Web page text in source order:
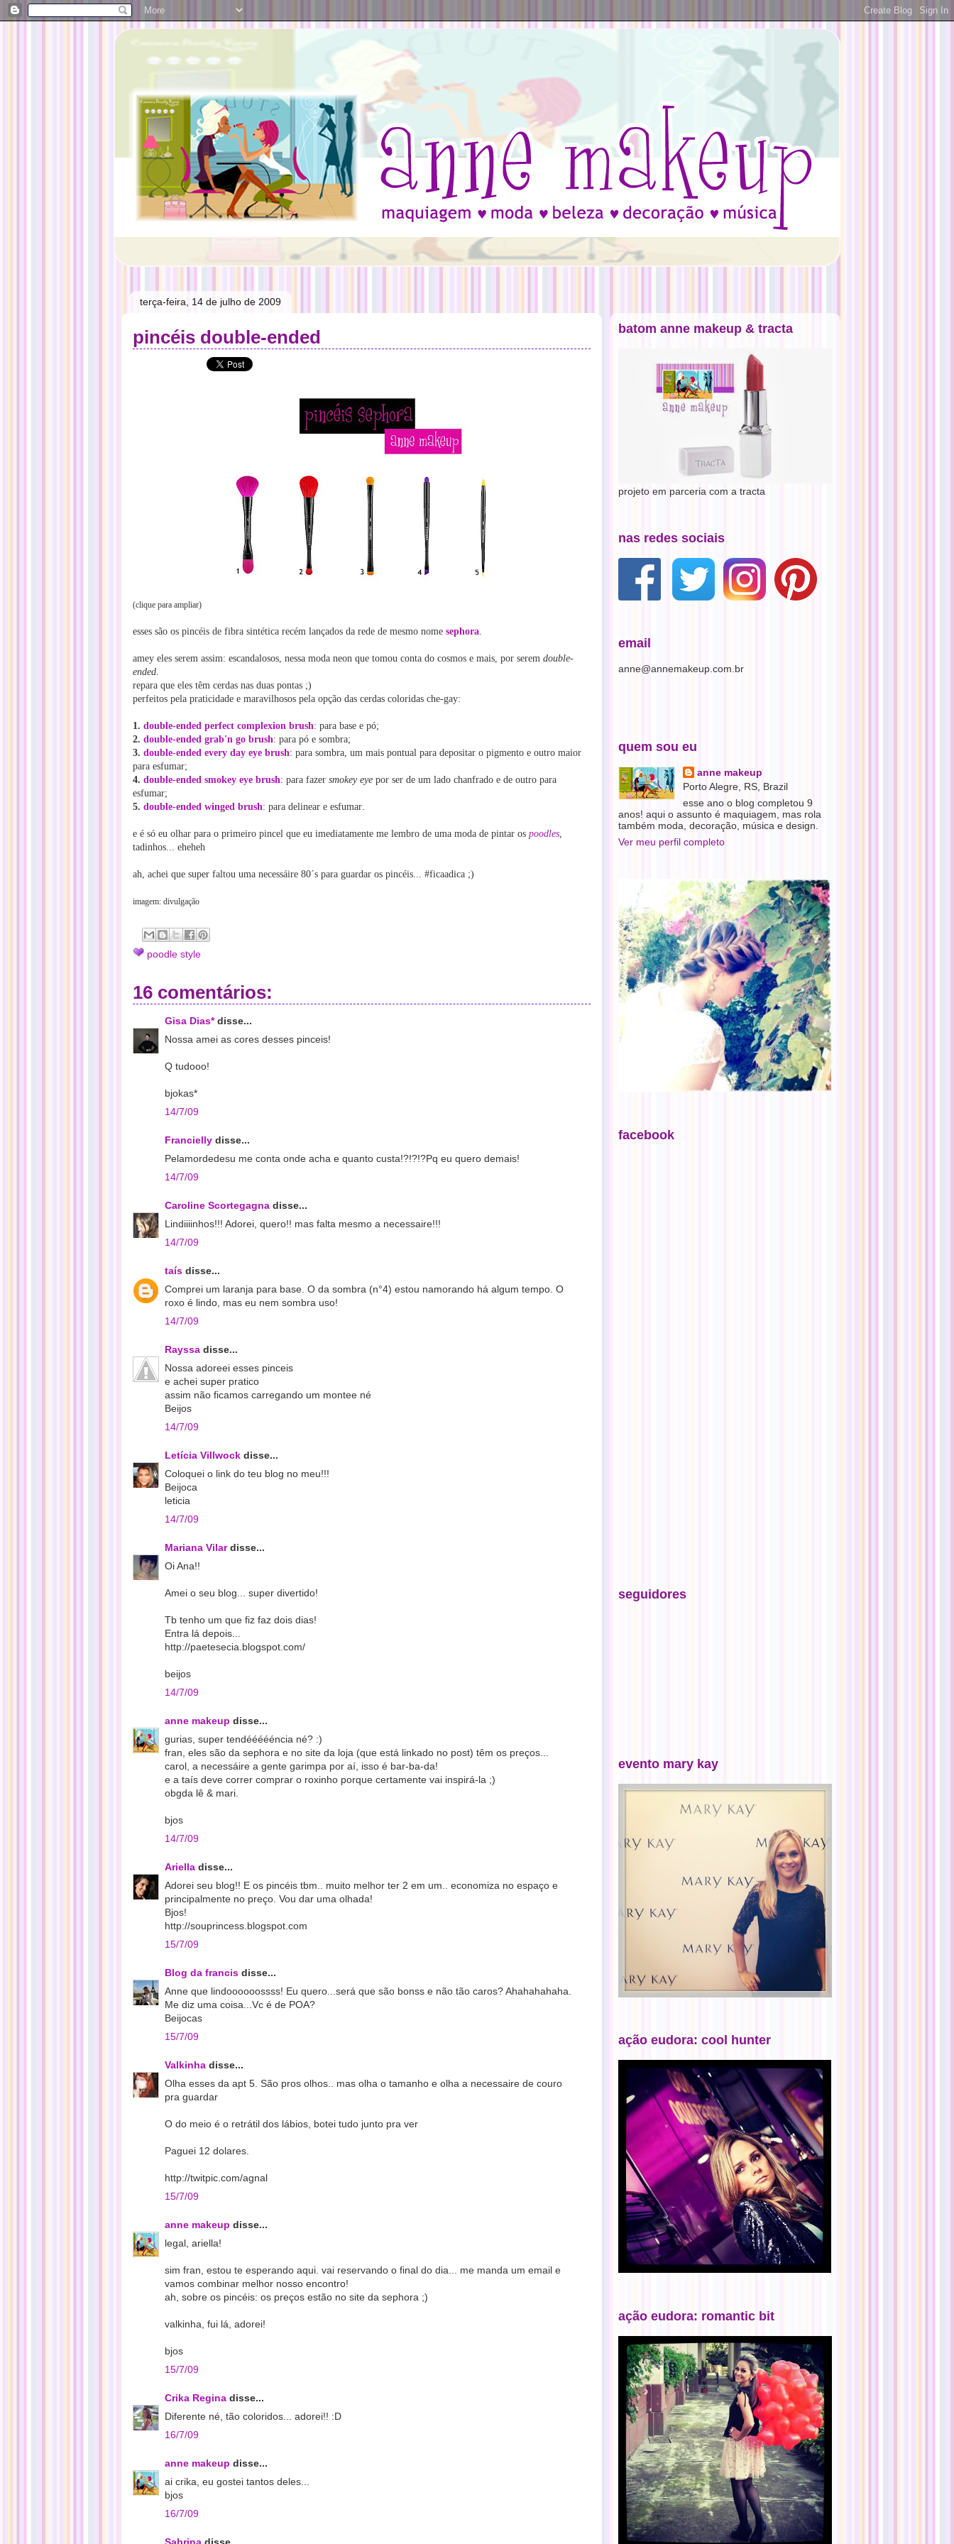
terça-feira, 14 de julho de 2009
pincéis double-ended
(clique para ampliar)
esses são os pincéis de fibra sintética recém lançados da rede de mesmo nome sephora.
amey eles serem assim: escandalosos, nessa moda neon que tomou conta do cosmos e mais, por serem double-
ended.
repara que eles têm cerdas nas duas pontas ;)
perfeitos pela praticidade e maravilhosos pela opção das cerdas coloridas che-gay:
1. double-ended perfect complexion brush: para base e pó;
2. double-ended grab'n go brush: para pó e sombra;
3. double-ended every day eye brush: para sombra, um mais pontual para depositar o pigmento e outro maior
para esfumar;
4. double-ended smokey eye brush: para fazer smokey eye por ser de um lado chanfrado e de outro para
esfumar;
5. double-ended winged brush: para delinear e esfumar
e é só eu olhar para o primeiro pincel que eu imediatamente me lembro de uma moda de pintar os poodles,
tadinhos... eheheh
ah, achei que super faltou uma necessáire 80´s para guardar os pincéis... #ficaadica ;)
imagem: divulgação
poodle style
16 comentários:
Gisa Dias*disse...
Nossa amei as cores desses pinceis!
Q tudooo!
bjokas*
14/7/09
Francielly disse...
Pelamordedesu me conta onde acha e quanto custa!?!?!?Pq eu quero demais!
14/7/09
Caroline Scortegagna disse...
Lindiiiinhos!!! Adorei, quero!! mas falta mesmo a necessaire!!!
14/7/09
taís disse...
Comprei um laranja para base. O da sombra (n°4) estou namorando há algum tempo. O
roxo é lindo, mas eu nem sombra uso!
14/7/09
Rayssa disse...
Nossa adoreei esses pinceis
e achei super pratico
assim não ficamos carregando um montee né
Beijos
14/7/09
Letícia Villwock disse...
Coloquei o link do teu blog no meu!!!
Beijoca
leticia
14/7/09
Mariana Vilardisse...
Oi Ana!!
Amei o seu blog... super divertido!
Tb tenho um que fiz faz dois dias!
Entra lá depois...
http://paetesecia.blogspot.com/
beijos
14/7/09
anne makeup disse...
gurias, super tendéééééncia né? :)
fran, eles são da sephora e no site da loja (que está linkado no post) têm os preços...
carol, a necessáire a gente garimpa por aí, isso é bar-ba-da!
e a taís deve correr comprar o roxinho porque certamente vai inspirá-la ;)
obgda lê & mari.
bjos
14/7/09
Ariella disse...
Adorei seu blog!! E os pincéis tbm.. muito melhor ter 2 em um.. economiza no espaço e
principalmente no preço. Vou dar uma olhada!
Bjos!
http://souprincess.blogspot.com
15/7/09
Blog da francis disse...
Anne que lindoooooossss! Eu quero...será que são bonss e não tão caros? Ahahahahaha.
Me diz uma coisa...Vc é de POA?
Beijocas
15/7/09
Valkinha disse...
Olha esses da apt 5. São pros olhos.. mas olha o tamanho e olha a necessaire de couro
pra guardar
O do meio é o retrátil dos lábios, botei tudo junto pra ver
Paguei 12 dolares.
http://twitpic.com/agnal
15/7/09
anne makeup disse...
legal, ariella!
sim fran, estou te esperando aqui. vai reservando o final do dia... me manda um email e
vamos combinar melhor nosso encontro!
ah, sobre os pincéis: os preços estão no site da sephora ;)
valkinha, fui lá, adorei!
bjos
15/7/09
Crika Regina disse...
Diferente né, tão coloridos... adorei!! :D
16/7/09
anne makeup disse...
ai crika, eu gostei tantos deles...
bjos
16/7/09
batom anne makeup & tracta
projeto em parceria com a tracta
nas redes sociais
email
anne@annemakeup.com.br
quem sou eu
anne makeup
Porto Alegre, RS, Brazil
esse ano o blog completou 9
anos! aqui o assunto é maquiagem, mas rola
também moda, decoração, música e design.
Ver meu perfil completo
facebook
seguidores
evento mary kay
ação eudora: cool hunter
ação eudora: romantic bit